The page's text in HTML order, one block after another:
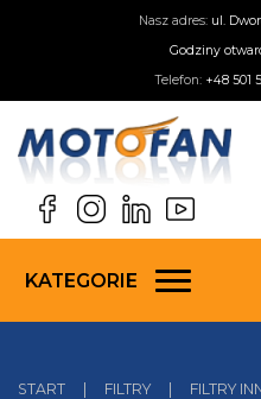
Nasz adres: ul.
Godziny
Telefon: +48 501
KATEGORIE
START | FILTRY | FILTRY